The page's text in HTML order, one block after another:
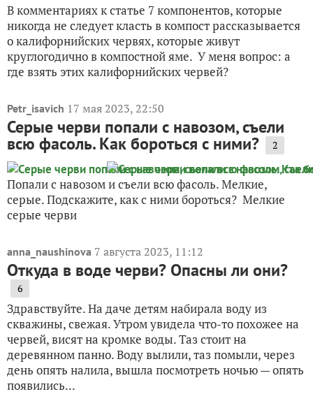
В комментариях к статье 7 компонентов, которые
никогда не следует класть в компост рассказывается
о калифорнийских червях, которые живут
круглогодично в компостной яме. У меня вопрос: а
где взять этих калифорнийских червей?
Petr_isavich 17 мая 2023, 22:50
Серые черви попали с навозом, съели
всю фасоль. Как бороться с ними? 2
Попали с навозом и съели всю фасоль. Мелкие,
серые. Подскажите, как с ними бороться? Мелкие
серые черви
anna_naushinova 7 августа 2023, 11:12
Откуда в воде черви? Опасны ли они?
6
Здравствуйте. На даче детям набирала воду из
скважины, свежая. Утром увидела что-то похожее на
червей, висят на кромке воды. Таз стоит на
деревянном панно. Воду вылили, таз помыли, через
день опять налила, вышла посмотреть ночью — опять
появились...